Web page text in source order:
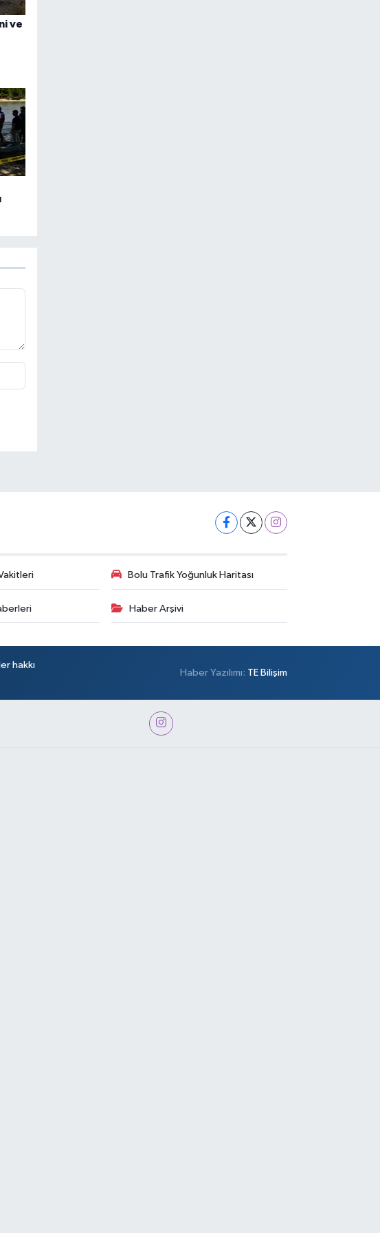
ve
Bolu Trafik Yoğunluk Haritası
Haber Arşivi
hakkı
Haber Yazılımı: TE Bilişim